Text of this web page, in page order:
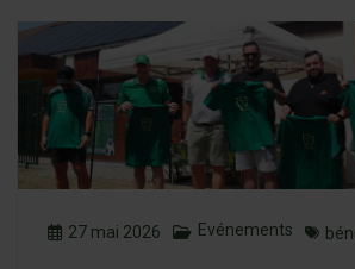
27 mai 2026 Evénements